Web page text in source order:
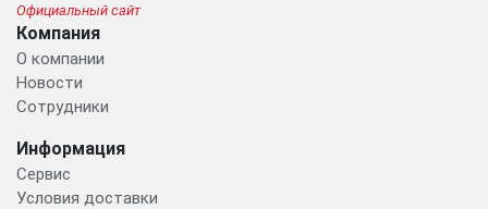
Официальный сайт
Компания
О компании
Новости
Сотрудники
Информация
Сервис
Условия доставки